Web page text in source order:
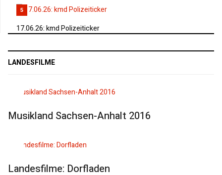
5
17.06.26: kmd Polizeiticker
LANDESFILME
Musikland Sachsen-Anhalt 2016
Landesfilme: Dorfladen